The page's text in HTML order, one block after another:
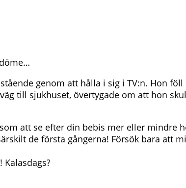
genom att hålla i sig i TV:n. Hon
till sjukhuset, övertygade om att hon
att se efter din bebis mer eller mindre
de första gångerna! Försök bara att